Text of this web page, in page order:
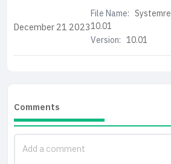
December 21 2023
File Name:
10.01
Version: 10.01
Comments